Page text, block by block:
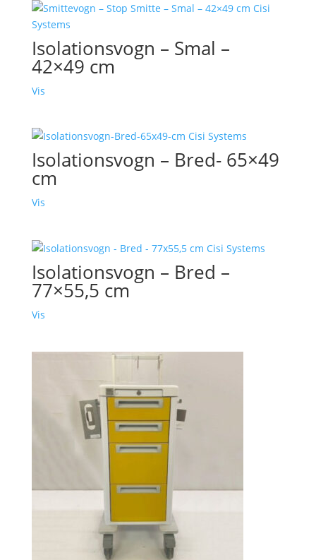
Isolationsvogn – Smal –
42×49 cm
Vis
Isolationsvogn – Bred- 65×49
cm
Vis
Isolationsvogn – Bred –
77×55,5 cm
Vis